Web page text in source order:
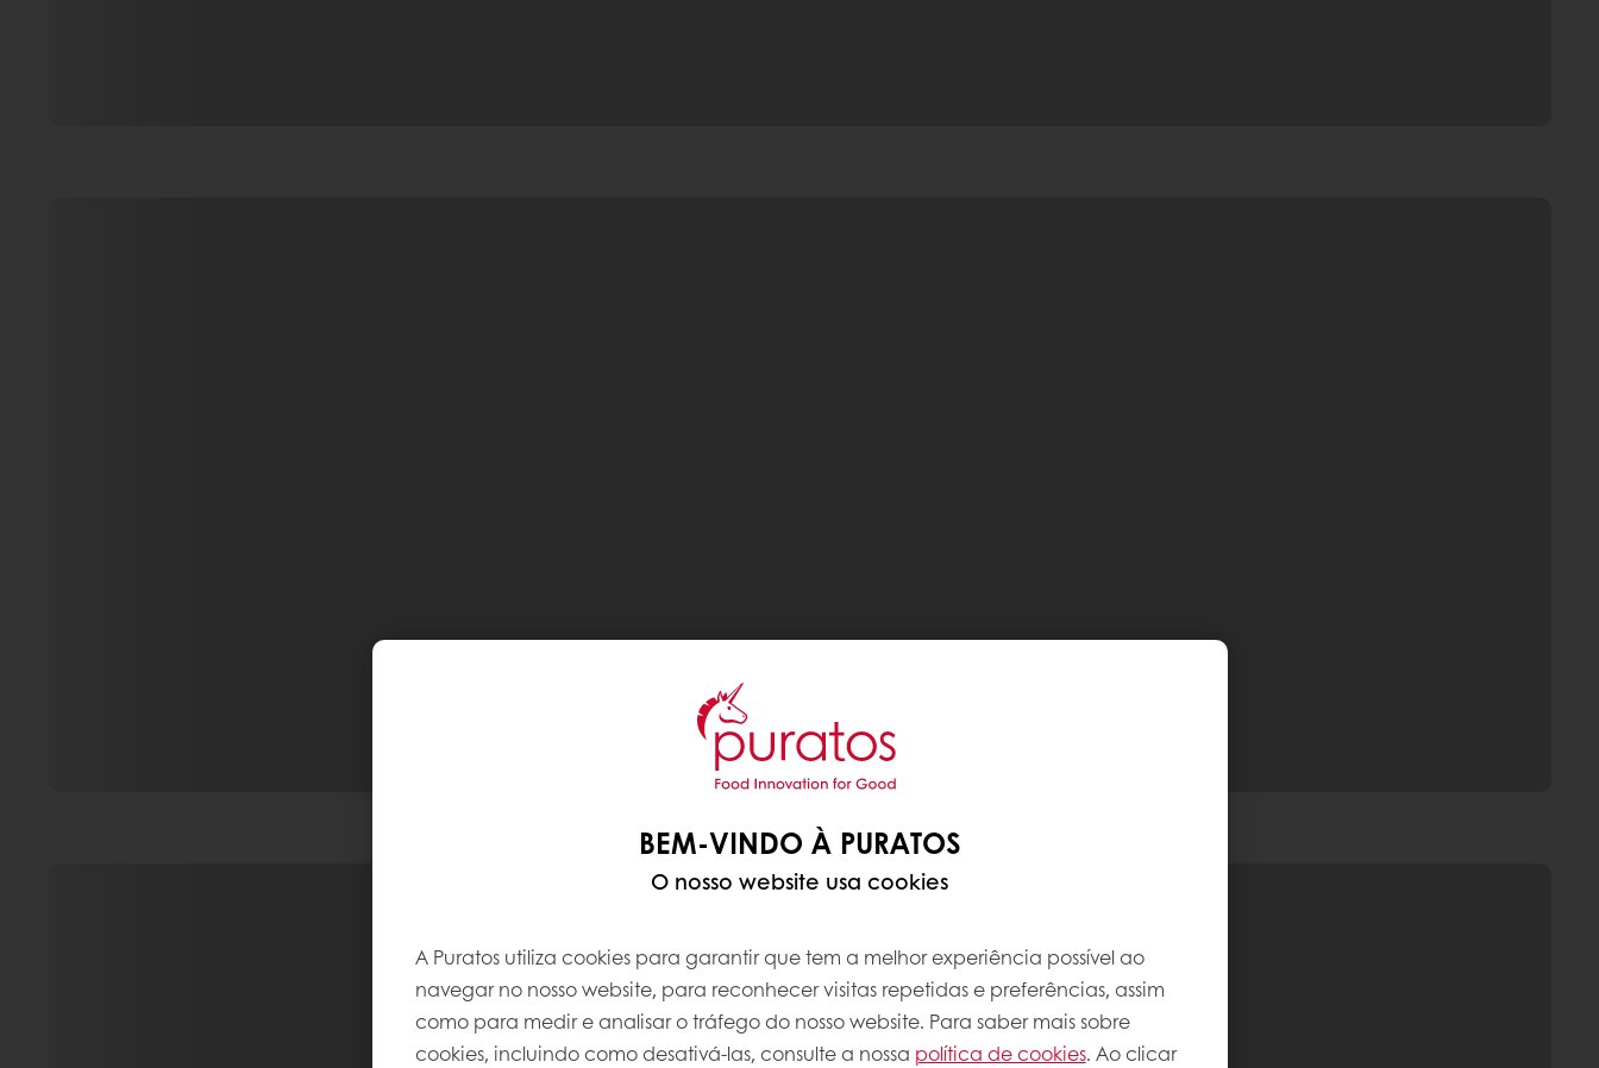
BEM-VINDO À PURATOS
O nosso website usa cookies
A Puratos utiliza cookies para garantir que tem a melhor experiência possível ao
navegar no nosso website, para reconhecer visitas repetidas e preferências, assim
como para medir e analisar o tráfego do nosso website. Para saber mais sobre
cookies, incluindo como desativá-las, consulte a nossa política de cookies. Ao clicar